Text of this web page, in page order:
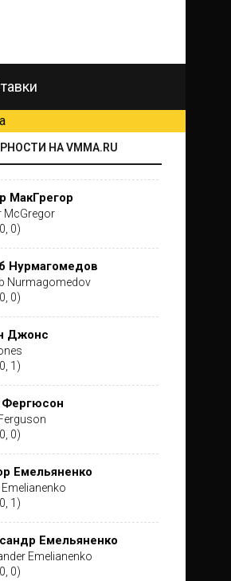
НА VMMA.RU
МакГрегор
McGregor
0)
Нурмагомедов
Nurmagomedov
0)
Джонс
1)
Фергюсон
0)
Емельяненко
1)
Емельяненко
Emelianenko
0)